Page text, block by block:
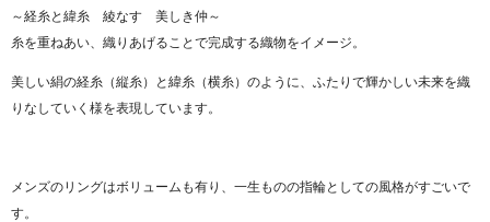
～経糸と緯糸 綾なす 美しき仲～
糸を重ねあい、織りあげることで完成する織物をイメージ。
美しい絹の経糸（縦糸）と緯糸（横糸）のように、ふたりで輝かしい未来を織
りなしていく様を表現しています。
メンズのリングはボリュームも有り、一生ものの指輪としての風格がすごいで
す。